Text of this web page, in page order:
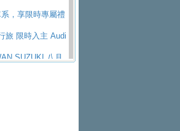
發表首款三
R！福斯打造
紐柏林24小時耐
型純電跨界休旅
能源服
系統
上市首月銷量
銷量翻倍 2026
多元優購方案
，享限時專屬禮
旅 限時入主 Audi
起及3 年乙式險
SUZUKI 八月